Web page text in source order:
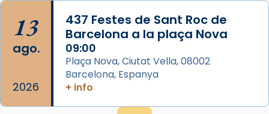
13
ago.
2026
437 Festes de Sant Roc de
Barcelona a la plaça Nova
09:00
Plaça Nova, Ciutat Vella, 08002
Barcelona, Espanya
+ info